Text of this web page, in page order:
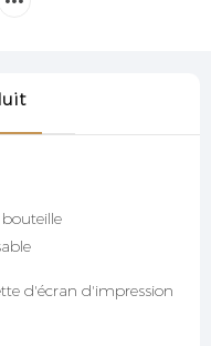
d'écran d'impression